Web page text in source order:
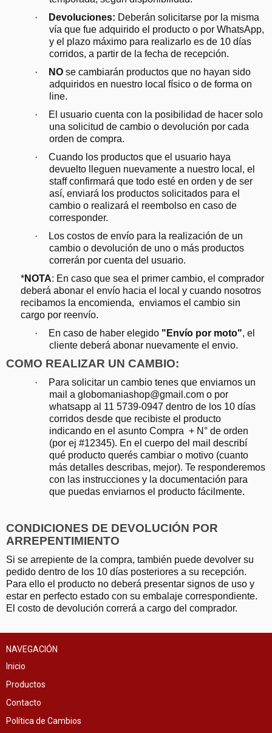
·
Devoluciones: Deberán solicitarse por la misma
vía que fue adquirido el producto o por WhatsApp,
y el plazo máximo para realizarlo es de 10 días
corridos, a partir de la fecha de recepción.
·
NO se cambiarán productos que no hayan sido
adquiridos en nuestro local físico o de forma on
line.
·
El usuario cuenta con la posibilidad de hacer solo
una solicitud de cambio o devolución por cada
orden de compra.
·
Cuando los productos que el usuario haya
devuelto lleguen nuevamente a nuestro local, el
staff confirmará que todo esté en orden y de ser
así, enviará los productos solicitados para el
cambio o realizará el reembolso en caso de
corresponder.
·
Los costos de envío para la realización de un
cambio o devolución de uno o más productos
correrán por cuenta del usuario.
*NOTA: En caso que sea el primer cambio, el comprador
deberá abonar el envío hacia el local y cuando nosotros
recibamos la encomienda, enviamos el cambio sin
cargo por reenvío.
·
En caso de haber elegido "Envío por moto", el
cliente deberá abonar nuevamente el envio.
COMO REALIZAR UN CAMBIO:
·
Para solicitar un cambio tenes que enviarnos un
mail aglobomaniashop@gmail.com o por
whatsapp al 11 5739-0947 dentro de los 10 días
corridos desde que recibiste el producto
indicando en el asunto Compra + N° de orden
(por ej #12345). En el cuerpo del mail describí
qué producto querés cambiar o motivo (cuanto
más detalles describas, mejor). Te responderemos
con las instrucciones y la documentación para
que puedas enviarnos el producto fácilmente.
CONDICIONES DE DEVOLUCIÓN POR
ARREPENTIMIENTO
Si se arrepiente de la compra, también puede devolver su
pedido dentro de los 10 días posteriores a su recepción.
Para ello el producto no deberá presentar signos de uso y
estar en perfecto estado con su embalaje correspondiente.
El costo de devolución correrá a cargo del comprador.
NAVEGACIÓN
Inicio
Productos
Contacto
Política de Cambios